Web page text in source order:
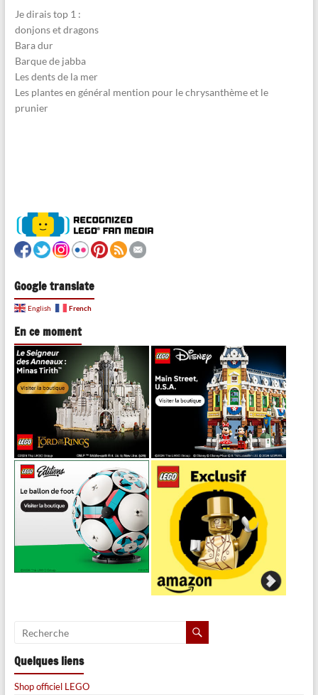
Je dirais top 1 :
donjons et dragons
Bara dur
Barque de jabba
Les dents de la mer
Les plantes en général mention pour le chrysanthème et le
prunier
Google translate
English French
En ce moment
Quelques liens
Shop officiel LEGO